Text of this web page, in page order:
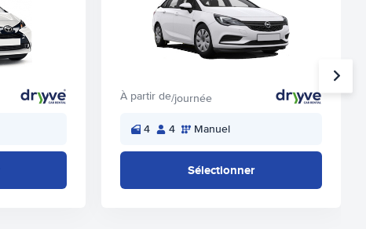
À partir de/journée
4 4 Manuel
Sélectionner